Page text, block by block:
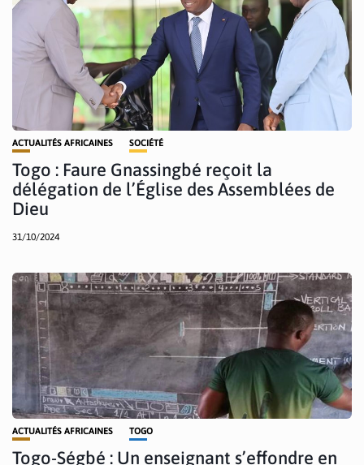
ACTUALITÉS AFRICAINES SOCIÉTÉ
Togo : Faure Gnassingbé reçoit la
délégation de l’Église des Assemblées de
Dieu
31/10/2024
ACTUALITÉS AFRICAINES TOGO
Togo-Ségbé : Un enseignant s’effondre en